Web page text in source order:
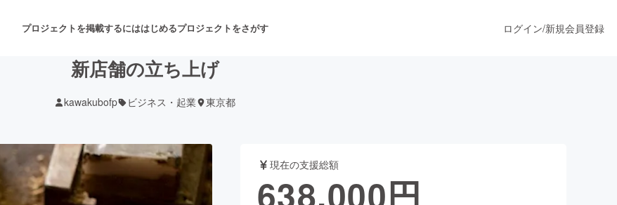
プロジェクトを掲載するにははじめるプロジェクトをさがす
音楽 舞台・パフォーマンス
ログイン/新規会員登録
新店舗の立ち上げ
kawakubofp ビジネス・起業 東京都
現在の支援総額
638,000円